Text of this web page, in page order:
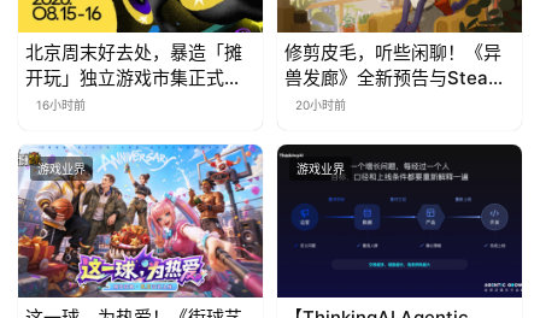
北京周末好去处，暴造「摊
开玩」独立游戏市集正式开
票！
16小时前
修剪皮毛，听些闲聊！《异
兽发廊》全新预告与Steam
免费试玩公开
20小时前
游戏业界 游戏业界